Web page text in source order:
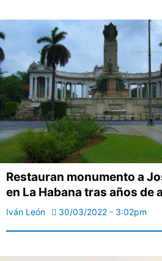
Restauran monumento a
en La Habana tras años de
Iván León 30/03/2022 - 3:02pm